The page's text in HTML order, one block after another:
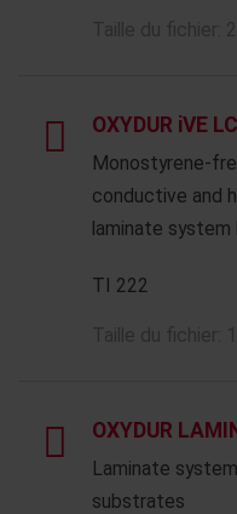
OXYDUR iVE LC
Monostyrene-
conductive and
laminate system
TI 222
OXYDUR
Laminate
substrates